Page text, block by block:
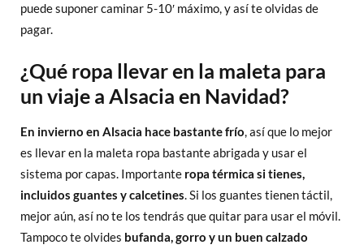
puede suponer caminar 5-10′ máximo, y así te olvidas de
pagar.
¿Qué ropa llevar en la maleta para
un viaje a Alsacia en Navidad?
En invierno en Alsacia hace bastante frío, así que lo mejor
es llevar en la maleta ropa bastante abrigada y usar el
sistema por capas. Importante ropa térmica si tienes,
incluidos guantes y calcetines. Si los guantes tienen táctil,
mejor aún, así no te los tendrás que quitar para usar el móvil.
Tampoco te olvides bufanda, gorro y un buen calzado